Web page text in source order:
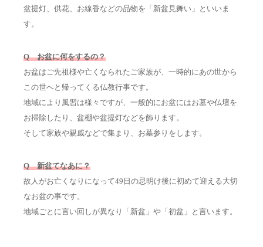
盆提灯、供花、お線香などの品物を「新盆見舞い」といいま
す。
Q お盆に何をするの？
お盆はご先祖様や亡くなられたご家族が、一時的にあの世から
この世へと帰ってくる仏教行事です。
地域により風習は様々ですが、一般的にお盆にはお墓や仏壇を
お掃除したり、盆棚や盆提灯などを飾ります。
そして家族や親戚などで集まり、お墓参りをします。
Q 新盆てなあに？
故人がお亡くなりになって49日の忌明け後に初めて迎える大切
なお盆の事です。
地域ごとに言い回しが異なり「新盆」や「初盆」と言います。